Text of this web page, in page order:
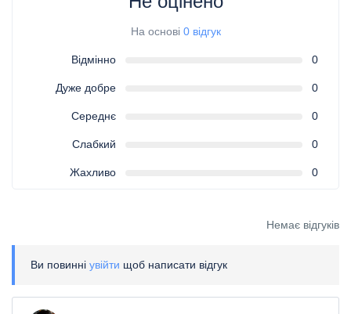
На основі 0 відгук
Відмінно 0
Дуже добре 0
Середнє 0
Слабкий 0
Жахливо 0
Немає відгуків
Ви повинні увійти щоб написати відгук